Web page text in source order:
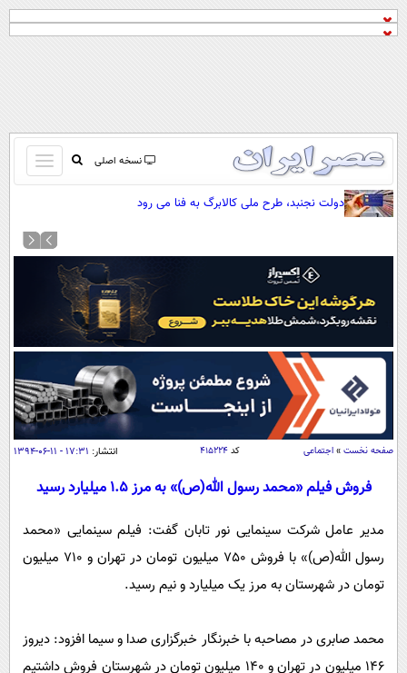
نسخه اصلی
باز
و
کردن
منو
صفحه اول
نظرسنجی
آب و هوا
سواد زندگی
سیاسی
اقتصاد
اقتصادی
جامعه
حوادث
محیط زیست
بین الملل
سیاست خارجی
فرهنگ و هنر
فناوری و It
علمی
قرآن
گوناگون
دولت نجنبد، طرح ملی کالابرگ به فنا می رود
صفحه نخست » اجتماعی کد۴۱۵۲۲۴ انتشار: ۱۷:۳۱ - ۱۱-۰۶-۱۳۹۴
فروش فيلم «محمد رسول الله(ص)» به مرز 1.5 ميليارد رسيد
مدیر عامل شرکت سینمایی نور تابان گفت: فیلم سینمایی «محمد
رسول الله(ص)» با فروش 750 میلیون تومان در تهران و 710 میلیون
تومان در شهرستان به مرز یک میلیارد و نیم رسید.
محمد صابری در مصاحبه با خبرنگار خبرگزاری صدا و سیما افزود: دیروز
146 میلیون در تهران و 140 میلیون تومان در شهرستان فروش داشتیم